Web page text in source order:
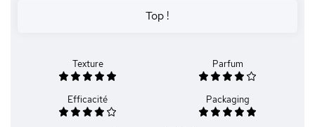
Top !
Texture Parfum
Efficacité Packaging